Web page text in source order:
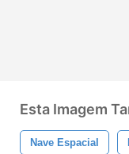
Esta Imagem
Nave Espacial